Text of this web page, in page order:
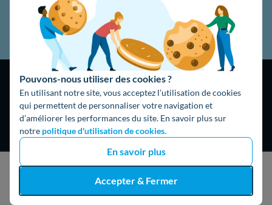
Pouvons-nous utiliser des cookies ?
En utilisant notre site, vous acceptez l’utilisation de cookies
qui permettent de personnaliser votre navigation et
d’améliorer les performances du site. En savoir plus sur
notre politique d'utilisation de cookies.
En savoir plus
Accepter & Fermer
J'obtiens un devis gratuit
4,9/5
16474 avisGoogle